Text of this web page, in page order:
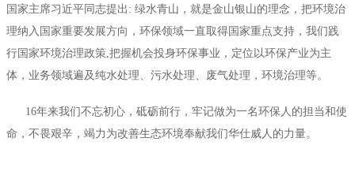
国家主席习近平同志提出: 绿水青山，就是金山银山的理念，把环境治
理纳入国家重要发展方向，环保领域一直取得国家重点支持，我们践
行国家环境治理政策,把握机会投身环保事业，定位以环保产业为主
体，业务领域遍及纯水处理、污水处理、废气处理，环境治理等。
16年来我们不忘初心，砥砺前行，牢记做为一名环保人的担当和使
命，不畏艰辛，竭力为改善生态环境奉献我们华仕威人的力量。